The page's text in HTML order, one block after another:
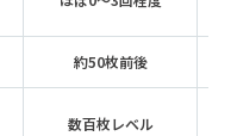
約50枚前後
数百枚レベル